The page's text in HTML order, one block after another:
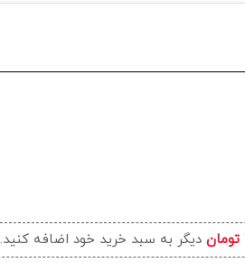
دیگر به سبد خرید خود اضافه کنید.